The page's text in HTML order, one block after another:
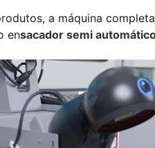
a máquina
ensacador semi